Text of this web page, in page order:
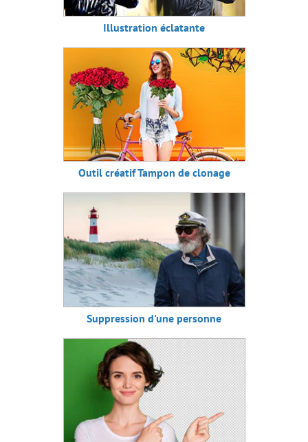
Illustration éclatante
Outil créatif Tampon de clonage
Suppression d'une personne